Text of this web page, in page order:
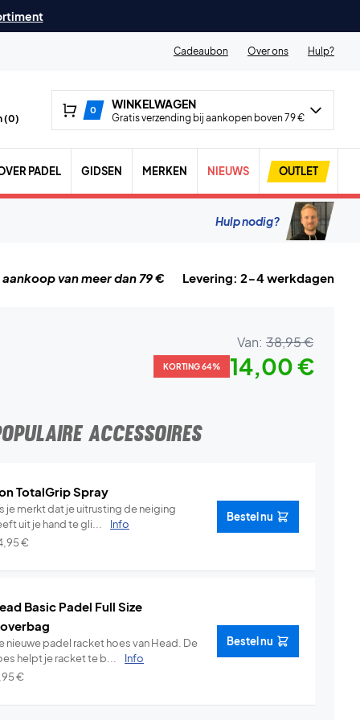
Cadeaubon Over ons Hulp?
(0)
0 WINKELWAGEN
Gratis verzending bij aankopen boven 79 €
PADEL GIDSEN MERKEN NIEUWS OUTLET
Hulp nodig?
van meer dan 79 € Levering: 2-4 werkdagen
Van: 38,95 €
KORTING 64% 14,00 €
ACCESSOIRES
TotalGrip Spray
je merkt dat je uitrusting de neiging
uit je hand te gli...
Info
€
Bestel nu
Basic Padel Full Size
nieuwe padel racket hoes van Head. De
helpt je racket te b...
Info
€
Bestel nu